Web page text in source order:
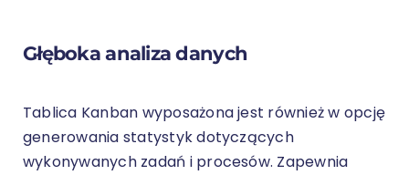
Głęboka analiza danych
Tablica Kanban wyposażona jest również w opcję
generowania statystyk dotyczących
wykonywanych zadań i procesów. Zapewnia